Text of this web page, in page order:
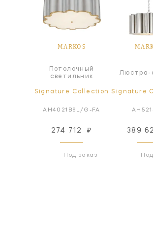
MARKOS
Потолочный
светильник
Signature Collection
AH4021BSL/G-FA
274 712 ₽
Под заказ
Люстра-
Signature
389